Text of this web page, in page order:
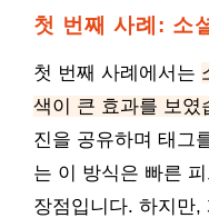
첫 번째 사례: 소
첫 번째 사례에서는
색이 큰 효과를 보였
진을 공유하며 태그
는 이 방식은 빠른
장점입니다. 하지만,